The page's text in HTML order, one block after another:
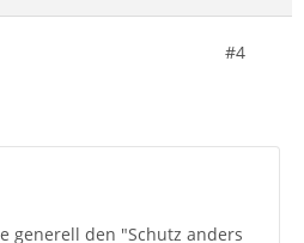
#4
generell den "Schutz anders